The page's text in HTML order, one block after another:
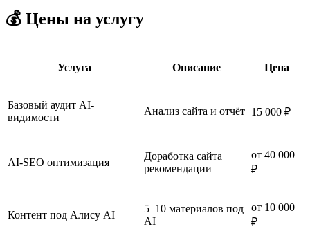
💰 Цены на услугу
Услуга Описание Цена
Базовый аудит AI-
видимости
Анализ сайта и отчёт 15 000 ₽
AI-SEO оптимизация
Доработка сайта +
рекомендации
от 40 000
₽
Контент под Алису AI
5–10 материалов под
AI
от 10 000
₽